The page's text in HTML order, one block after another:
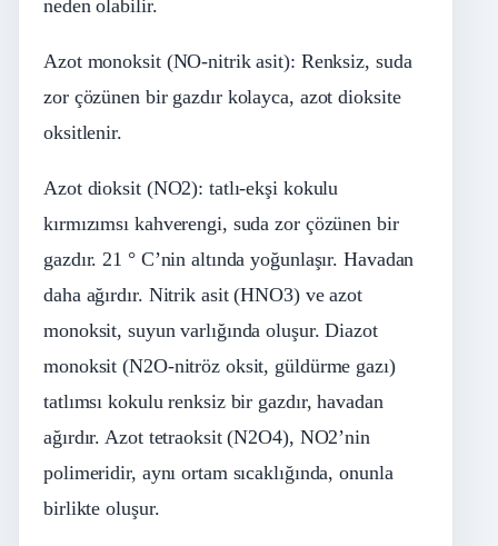
neden olabilir.
Azot monoksit (NO-nitrik asit): Renksiz, suda
zor çözünen bir gazdır kolayca, azot dioksite
oksitlenir.
Azot dioksit (NO2): tatlı-ekşi kokulu
kırmızımsı kahverengi, suda zor çözünen bir
gazdır. 21 ° C’nin altında yoğunlaşır. Havadan
daha ağırdır. Nitrik asit (HNO3) ve azot
monoksit, suyun varlığında oluşur. Diazot
monoksit (N2O-nitröz oksit, güldürme gazı)
tatlımsı kokulu renksiz bir gazdır, havadan
ağırdır. Azot tetraoksit (N2O4), NO2’nin
polimeridir, aynı ortam sıcaklığında, onunla
birlikte oluşur.